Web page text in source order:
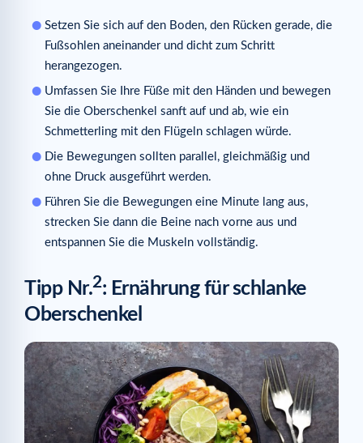
Setzen Sie sich auf den Boden, den Rücken gerade, die
Fußsohlen aneinander und dicht zum Schritt
herangezogen.
Umfassen Sie Ihre Füße mit den Händen und bewegen
Sie die Oberschenkel sanft auf und ab, wie ein
Schmetterling mit den Flügeln schlagen würde.
Die Bewegungen sollten parallel, gleichmäßig und
ohne Druck ausgeführt werden.
Führen Sie die Bewegungen eine Minute lang aus,
strecken Sie dann die Beine nach vorne aus und
entspannen Sie die Muskeln vollständig.
Tipp Nr.2: Ernährung für schlanke
Oberschenkel